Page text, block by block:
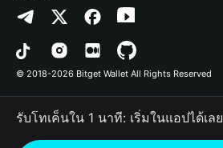
ทรัพยากรข้อมูลของแบรนด์
อาชีพ
Prediction Markets
DApp
RWA
การตรวจจับสัญญา
การโอนเป็นชุด
Avalanche
Bitcoin
Polygon
นโยบายความเป็นส่วนตัว
ข้อตกลงในการใช้บริการ
© 2018-2026 Bitget Wallet All Rights Reserved
รับโทเค็นใน 1 นาที: เริ่มในแอปได้เลย